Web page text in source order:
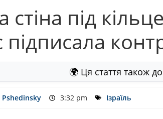
стіна під
🌍 Ця стаття також
3:32 pm Ізраїль